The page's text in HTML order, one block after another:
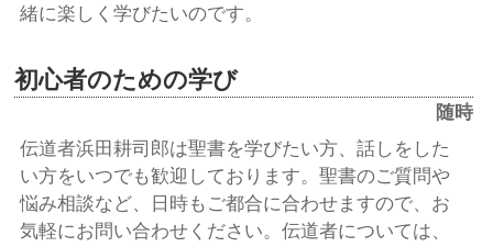
緒に楽しく学びたいのです。
初心者のための学び
随時
伝道者浜田耕司郎は聖書を学びたい方、話しをした
い方をいつでも歓迎しております。聖書のご質問や
悩み相談など、日時もご都合に合わせますので、お
気軽にお問い合わせください。伝道者については、